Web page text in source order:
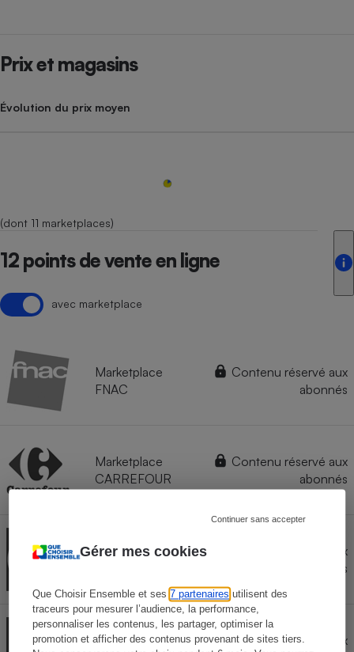
Gérer mes cookies
Que Choisir Ensemble et ses7 partenaires utilisent des
traceurs pour mesurer l’audience, la performance,
personnaliser les contenus, les partager, optimiser la
promotion et afficher des contenus provenant de sites tiers.
Continuer sans accepter
Prix et magasins
Évolution du prix moyen
(dont 11 marketplaces)
12 points de vente en ligne
avec marketplace
Marketplace
FNAC
Contenu réservé aux
abonnés
Marketplace
CARREFOUR
Contenu réservé aux
abonnés
Marketplace
Contenu réservé aux
abonnés
Marketplace
Contenu réservé aux